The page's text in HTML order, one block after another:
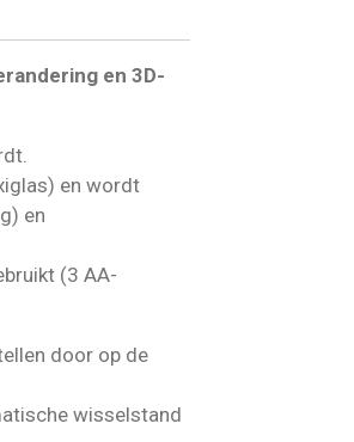
en 3D-
en wordt
en
(3 AA-
door op de
wisselstand